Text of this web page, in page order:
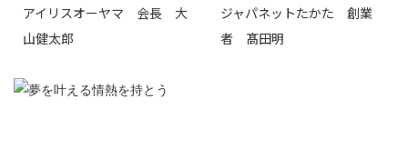
アイリスオーヤマ 会長 大
山健太郎
ジャパネットたかた 創業
者 髙田明